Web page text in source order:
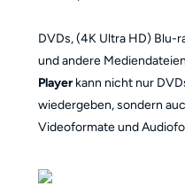
DVDs, (4K Ultra HD) Blu-
und andere
Playerkann nicht nur
wiedergeben, sondern
Videoformate und